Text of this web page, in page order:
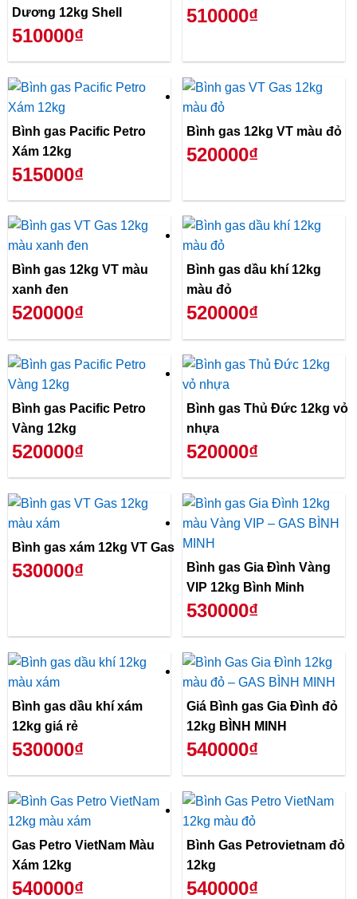
Dương 12kg Shell
510000₫
510000₫
Bình gas Pacific Petro
Xám 12kg
515000₫
Bình gas 12kg VT màu đỏ
520000₫
Bình gas 12kg VT màu
xanh đen
520000₫
Bình gas dầu khí 12kg
màu đỏ
520000₫
Bình gas Pacific Petro
Vàng 12kg
520000₫
Bình gas Thủ Đức 12kg vỏ
nhựa
520000₫
Bình gas xám 12kg VT Gas
530000₫
Bình gas Gia Đình Vàng
VIP 12kg Bình Minh
530000₫
Bình gas dầu khí xám
12kg giá rẻ
530000₫
Giá Bình gas Gia Đình đỏ
12kg BÌNH MINH
540000₫
Gas Petro VietNam Màu
Xám 12kg
540000₫
Bình Gas Petrovietnam đỏ
12kg
540000₫